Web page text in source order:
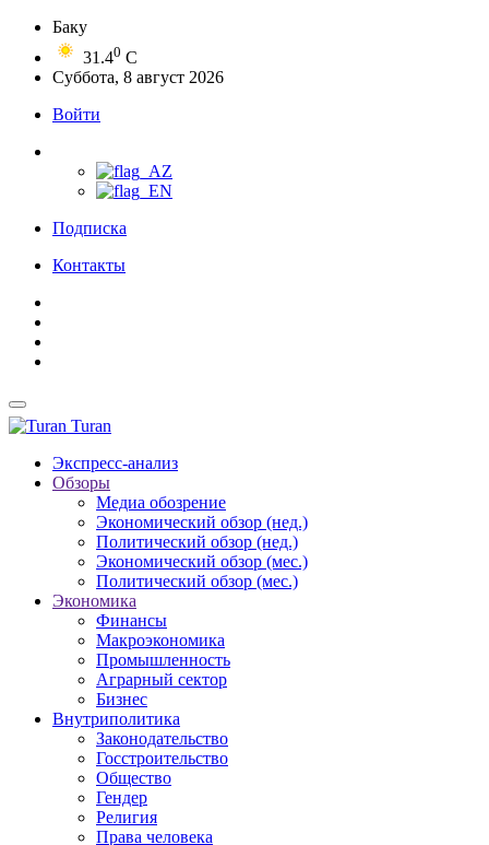
Баку
31.40 C
Суббота, 8 август 2026
Войти
Подписка
Контакты
Turan
Экспресс-анализ
Обзоры
Медиа обозрение
Экономический обзор (нед.)
Политический обзор (нед.)
Экономический обзор (мес.)
Политический обзор (мес.)
Экономика
Финансы
Макроэкономика
Промышленность
Аграрный сектор
Бизнес
Внутриполитика
Законодательство
Госстроительство
Общество
Гендер
Религия
Права человека